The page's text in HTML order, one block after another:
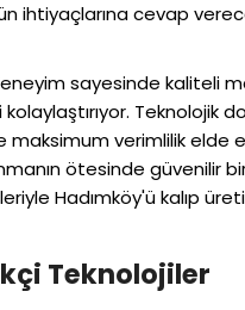
ihtiyaçlarına cevap
sayesinde kaliteli
Teknolojik
verimlilik elde
ötesinde güvenilir
Hadımköy'ü kalıp
Teknolojiler